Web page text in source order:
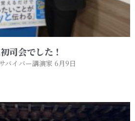
司会でした！
イバー講演家 6月9日